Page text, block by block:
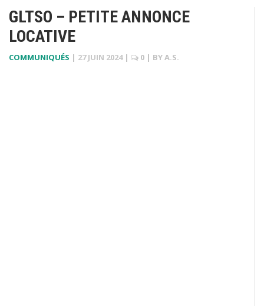
GLTSO – PETITE ANNONCE
LOCATIVE
COMMUNIQUÉS | 27 JUIN 2024 | 0 | BYA.S.